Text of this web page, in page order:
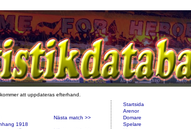
att uppdateras efterhand.
Nästa match >>
1918
Startsida
Arenor
Domare
Spelare